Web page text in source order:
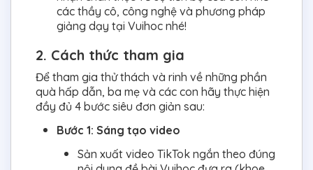
các thầy cô, công nghệ và phương pháp
giảng dạy tại Vuihoc nhé!
2. Cách thức tham gia
Để tham gia thử thách và rinh về những phần
quà hấp dẫn, ba mẹ và các con hãy thực hiện
đầy đủ 4 bước siêu đơn giản sau:
Bước 1: Sáng tạo video
Sản xuất video TikTok ngắn theo đúng